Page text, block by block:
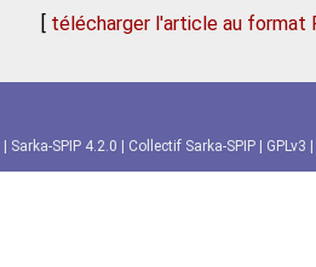
[ télécharger l'article au format
Sarka-SPIP 4.2.0 Collectif Sarka-SPIP GPLv3